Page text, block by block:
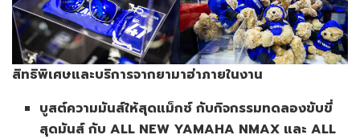
สิทธิพิเศษและบริการจากยามาฮ่าภายในงาน
บูสต์ความมันส์ให้สุดแม็กซ์ กับกิจกรรมทดลองขับขี่
สุดมันส์ กับ ALL NEW YAMAHA NMAX และALL